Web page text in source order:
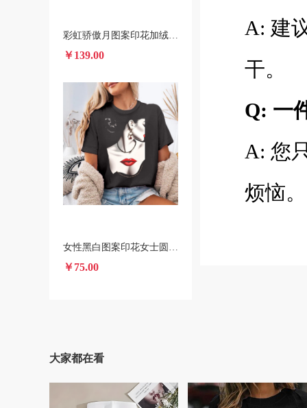
彩虹骄傲月图案印花加绒圆领卫衣 美国本土发货2025秋冬新款印花卫衣
￥139.00
女性黑白图案印花女士圆领短袖T恤 夏季时尚休闲短袖上衣
￥75.00
A: 建
干。
Q: 一
A: 您
烦恼。
大家都在看